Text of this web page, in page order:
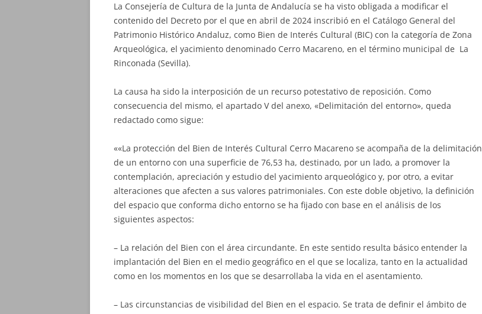
La Consejería de Cultura de la Junta de Andalucía se ha visto obligada a modificar el
contenido del Decreto por el que en abril de 2024 inscribió en el Catálogo General del
Patrimonio Histórico Andaluz, como Bien de Interés Cultural (BIC) con la categoría de Zona
Arqueológica, el yacimiento denominado Cerro Macareno, en el término municipal de La
Rinconada (Sevilla).
La causa ha sido la interposición de un recurso potestativo de reposición. Como
consecuencia del mismo, el apartado V del anexo, «Delimitación del entorno», queda
redactado como sigue:
««La protección del Bien de Interés Cultural Cerro Macareno se acompaña de la delimitación
de un entorno con una superficie de 76,53 ha, destinado, por un lado, a promover la
contemplación, apreciación y estudio del yacimiento arqueológico y, por otro, a evitar
alteraciones que afecten a sus valores patrimoniales. Con este doble objetivo, la definición
del espacio que conforma dicho entorno se ha fijado con base en el análisis de los
siguientes aspectos:
– La relación del Bien con el área circundante. En este sentido resulta básico entender la
implantación del Bien en el medio geográfico en el que se localiza, tanto en la actualidad
como en los momentos en los que se desarrollaba la vida en el asentamiento.
– Las circunstancias de visibilidad del Bien en el espacio. Se trata de definir el ámbito de